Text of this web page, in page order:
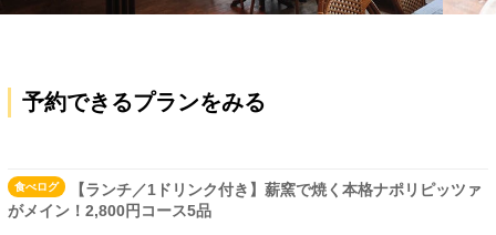
予約できるプランをみる
食べログ
【ランチ／1ドリンク付き】薪窯で焼く本格ナポリピッツァ
がメイン！2,800円コース5品